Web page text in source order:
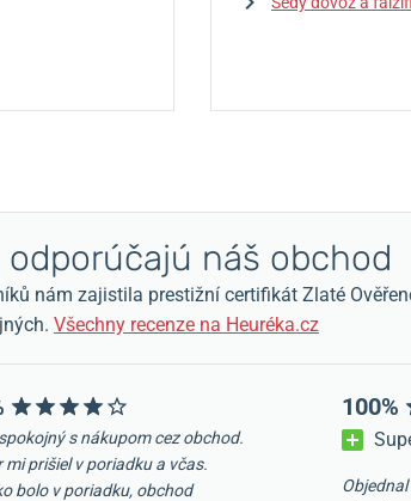
odporúčajú náš obchod
nám zajistila prestižní certifikát Zlaté
Všechny recenze na Heuréka.cz
s nákupom cez obchod.
mi prišiel v poriadku a včas.
bolo v poriadku, obchod
100%